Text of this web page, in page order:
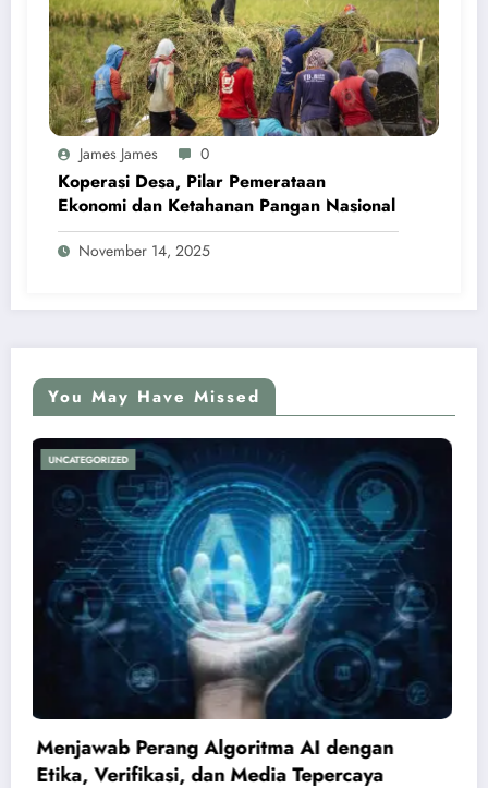
James James 0
Koperasi Desa, Pilar Pemerataan
Ekonomi dan Ketahanan Pangan Nasional
November 14, 2025
You May Have Missed
Pemerintah Perkuat Ekosistem
Nasional Hadapi Perang